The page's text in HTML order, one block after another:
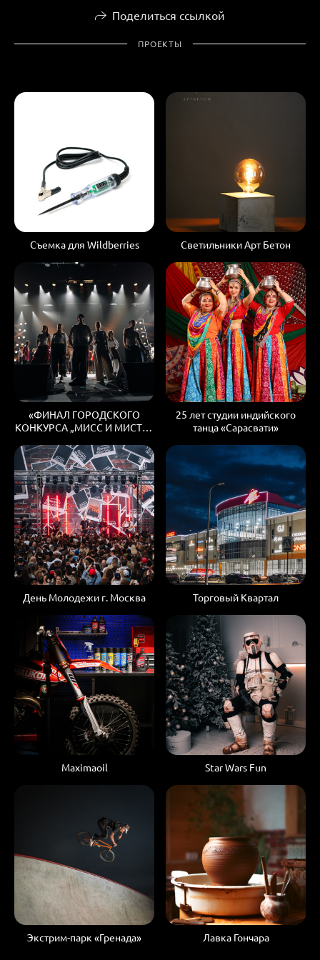
Поделиться ссылкой
ПРОЕКТЫ
Съемка для Wildberries Светильники Арт Бетон
«ФИНАЛ ГОРОДСКОГО
КОНКУРСА „МИСС И МИСТЕР
2026»
25 лет студии индийского
танца «Сарасвати»
День Молодежи г. Москва Торговый Квартал
Maximaoil Star Wars Fun
Экстрим-парк «Гренада» Лавка Гончара